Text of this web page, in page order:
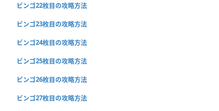
ビンゴ22枚目の攻略方法
ビンゴ23枚目の攻略方法
ビンゴ24枚目の攻略方法
ビンゴ25枚目の攻略方法
ビンゴ26枚目の攻略方法
ビンゴ27枚目の攻略方法